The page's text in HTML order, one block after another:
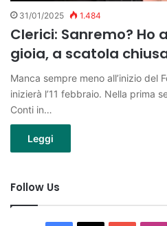
31/01/2025 1.484
Clerici: Sanremo? Ho
gioia, a scatola
Manca sempre meno all’inizio del
inizierà l’11 febbraio. Nella prima
Conti in…
Leggi
Follow Us